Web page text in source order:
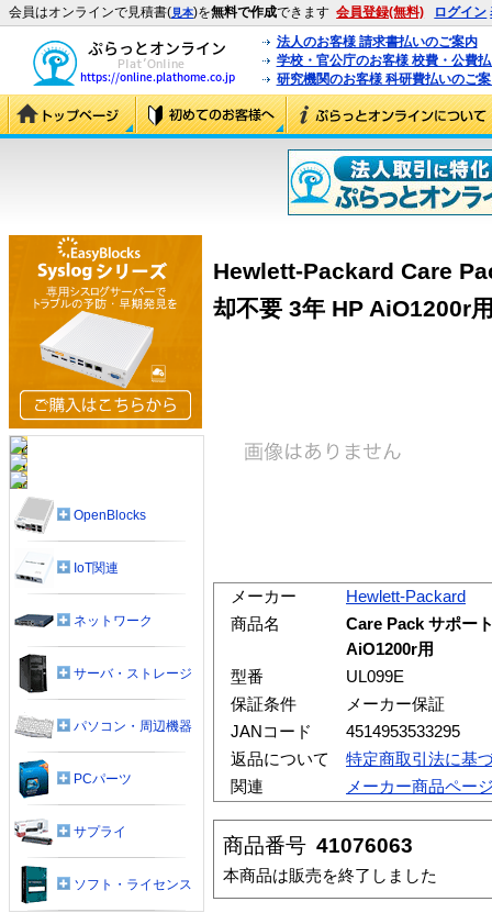
会員はオンラインで見積書(見本)を無料で作成できます 会員登録(無料) ログイン
法人のお客様 請求書払いのご案内
学校・官公庁のお客様 校費・公費
研究機関のお客様 科研費払いのご
Hewlett-Packard Care
却不要 3年 HP AiO1200r
メーカー
Hewlett-Packard
商品名
Care Pack サポー
AiO1200r用
型番
UL099E
保証条件
メーカー保証
JANコード
4514953533295
返品について
特定商取引法に基
関連
メーカー商品ペー
商品番号 41076063
本商品は販売を終了しました
OpenBlocks
IoT関連
ネットワーク
サーバ・ストレージ
パソコン・周辺機器
PCパーツ
サプライ
ソフト・ライセンス